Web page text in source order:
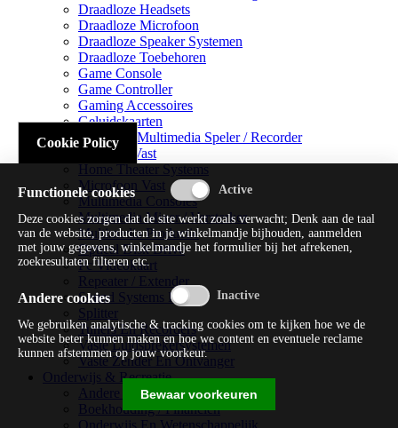
Draadloze Headsets
Draadloze Microfoon
Draadloze Speaker Systemen
Draadloze Toebehoren
Game Console
Game Controller
Gaming Accessoires
Geluidskaarten
Handheld Multimedia Speler / Recorder
Headsets Vast
Home Theater Systems
Microfoon Vast
Multimedia Consoles
Multimedia Mixer / Versterker
Multimedia Productie
Optical Disk Drive
Pc Videokaart
Repeater / Extender
Sound Systems Hi-fi
Splitter
Tuners En Recorders
Vaste Luidsprekersystemen
Vaste Zender En Ontvanger
Onderwijs & Recreatie
Andere Beveiligingssoftware
Boekhouding / Financiën
Cookie Policy
Functionele cookies
Deze cookies zorgen dat de site werkt zoals verwacht; Denk aan de taal
van de website, producten in je winkelmandje bijhouden, aanmelden
met jouw gegevens, winkelmandje het formulier bij het afrekenen,
zoekresultaten filteren etc.
Andere cookies
We gebruiken analytische & tracking cookies om te kijken hoe we de
website beter kunnen maken en hoe we content en eventuele reclame
kunnen afstemmen op jouw voorkeur.
Bewaar voorkeuren